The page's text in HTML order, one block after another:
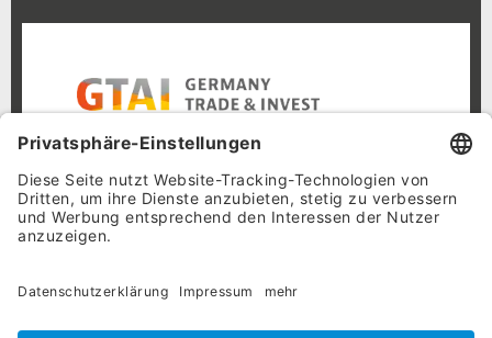
Footer Navigation
Inhalt
Cookie-Einstellungen
Datenschutz